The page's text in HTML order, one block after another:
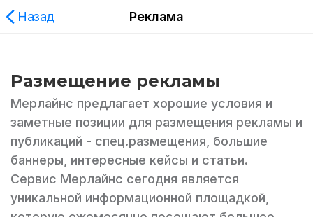
Назад Реклама
Размещение рекламы
Мерлайнс предлагает хорошие условия и
заметные позиции для размещения рекламы и
публикаций - спец.размещения, большие
баннеры, интересные кейсы и статьи.
Сервис Мерлайнс сегодня является
уникальной информационной площадкой,